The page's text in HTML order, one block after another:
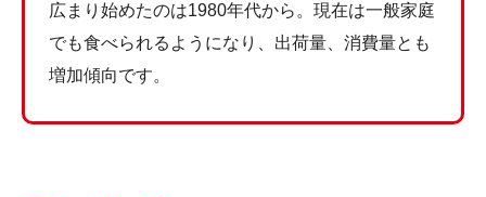
広まり始めたのは1980年代から。現在は一般家庭
でも食べられるようになり、出荷量、消費量とも
増加傾向です。